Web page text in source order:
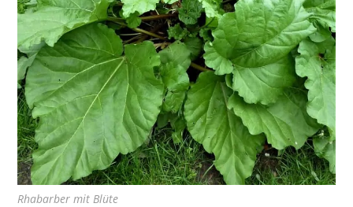
Rhabarber mit Blüte